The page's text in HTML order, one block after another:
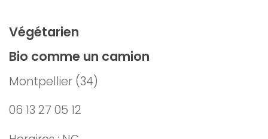
Végétarien
Bio comme un camion
Montpellier (34)
06 13 27 05 12